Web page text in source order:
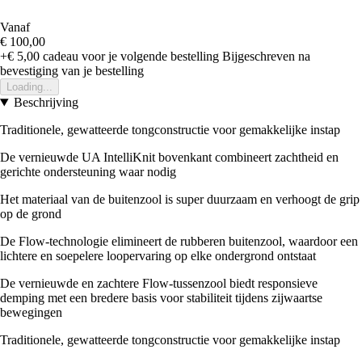
Vanaf
€ 100,00
+€ 5,00 cadeau voor je volgende bestelling Bijgeschreven na
bevestiging van je bestelling
Loading...
Beschrijving
Traditionele, gewatteerde tongconstructie voor gemakkelijke instap
De vernieuwde UA IntelliKnit bovenkant combineert zachtheid en
gerichte ondersteuning waar nodig
Het materiaal van de buitenzool is super duurzaam en verhoogt de grip
op de grond
De Flow-technologie elimineert de rubberen buitenzool, waardoor een
lichtere en soepelere loopervaring op elke ondergrond ontstaat
De vernieuwde en zachtere Flow-tussenzool biedt responsieve
demping met een bredere basis voor stabiliteit tijdens zijwaartse
bewegingen
Traditionele, gewatteerde tongconstructie voor gemakkelijke instap